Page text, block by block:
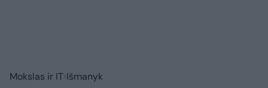
Mokslas ir IT Išmanyk